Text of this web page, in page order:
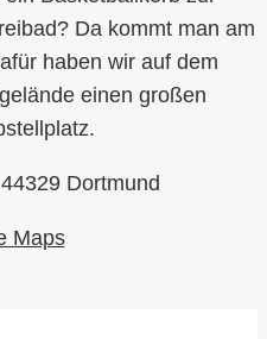
Da kommt man am
haben wir auf dem
einen großen
Dortmund
Maps